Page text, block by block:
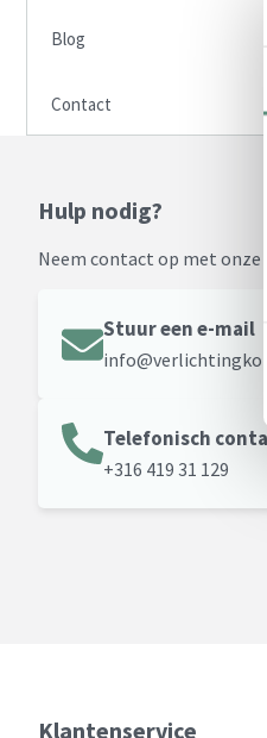
Blog
Contact
Hulp nodig?
Neem contact op met onze
Stuur een e-mail
Telefonisch
+316 419 31 129
Klantenservice